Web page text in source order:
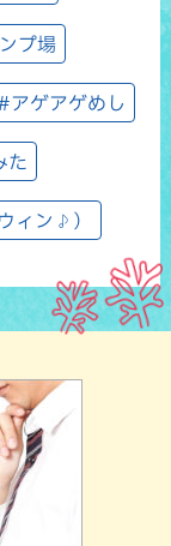
プ場
アゲアゲめし
た
ィン♪）